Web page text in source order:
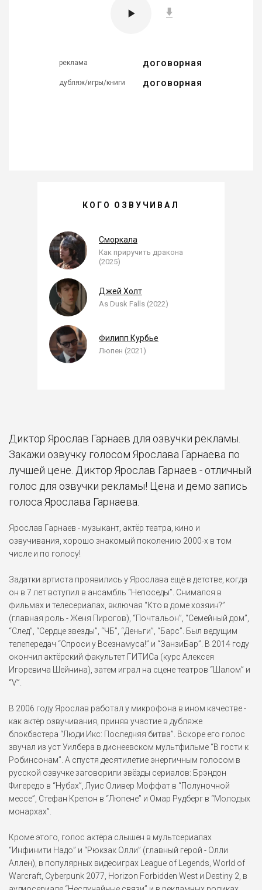
реклама договорная
дубляж/игры/книги договорная
ЯРОСЛАВ ГАРНАЕВ —
КОГО ОЗВУЧИВАЛ
Сморкала
Как приручить дракона
(2025)
Джей Холт
As Dusk Falls (2022)
Филипп Курбье
Люпен (2021)
Диктор Ярослав Гарнаев для озвучки рекламы.
Закажи озвучку голосом Ярослава Гарнаева по
лучшей цене. Диктор Ярослав Гарнаев - отличный
голос для озвучки рекламы! Цена и демо запись
голоса Ярослава Гарнаева.
Ярослав Гарнаев - музыкант, актёр театра, кино и
озвучивания, хорошо знакомый поколению 2000-х в том
числе и по голосу!
Задатки артиста проявились у Ярослава ещё в детстве, когда
он в 7 лет вступил в ансамбль “Непоседы”. Снимался в
фильмах и телесериалах, включая “Кто в доме хозяин?”
(главная роль - Женя Пирогов), “Почтальон”, “Семейный дом”,
“След”, “Сердце звезды”, “ЧБ”, “Деньги”, “Барс”. Был ведущим
телепередач “Спроси у Всезнамуса!” и “ЗанзиБар”. В 2014 году
окончил актёрский факультет ГИТИСа (курс Алексея
Игоревича Шейнина), затем играл на сцене театров “Шалом” и
“V”.
В 2006 году Ярослав работал у микрофона в ином качестве -
как актёр озвучивания, приняв участие в дубляже
блокбастера “Люди Икс: Последняя битва”. Вскоре его голос
звучал из уст Уилбера в диснеевском мультфильме “В гости к
Робинсонам”. А спустя десятилетие энергичным голосом в
русской озвучке заговорили звёзды сериалов: Брэндон
Фигередо в “Нубах”, Луис Оливер Моффат в “Полуночной
мессе”, Стефан Крепон в “Люпене” и Омар Рудберг в “Молодых
монархах”.
Кроме этого, голос актёра слышен в мультсериалах
“Инфинити Надо” и “Рюкзак Олли” (главный герой - Олли
Аллен), в популярных видеоиграх League of Legends, World of
Warcraft, Cyberpunk 2077, Horizon Forbidden West и Destiny 2, в